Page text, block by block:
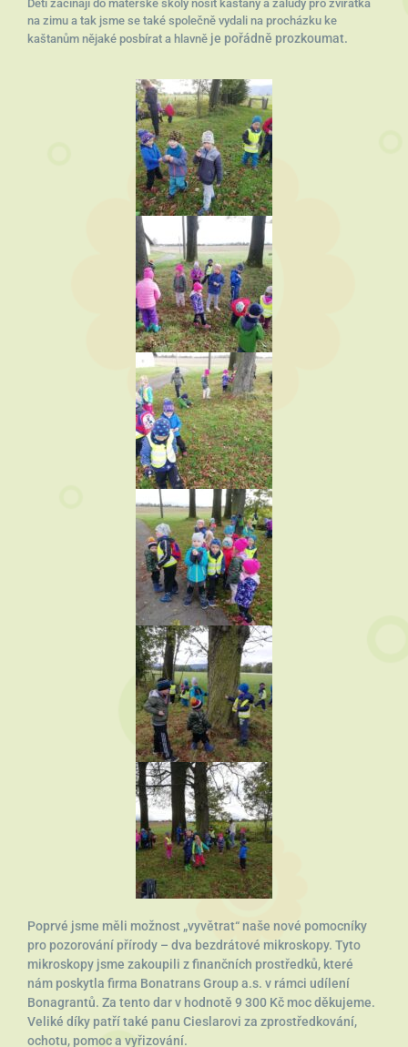
Děti začínají do mateřské školy nosit kaštany a žaludy pro zvířátka
na zimu a tak jsme se také společně vydali na procházku ke
kaštanům nějaké posbírat a hlavně je pořádně prozkoumat.
Poprvé jsme měli možnost „vyvětrat“ naše nové pomocníky
pro pozorování přírody – dva bezdrátové mikroskopy. Tyto
mikroskopy jsme zakoupili z finančních prostředků, které
nám poskytla firma Bonatrans Group a.s. v rámci udílení
Bonagrantů. Za tento dar v hodnotě 9 300 Kč moc děkujeme.
Veliké díky patří také panu Cieslarovi za zprostředkování,
ochotu, pomoc a vyřizování.